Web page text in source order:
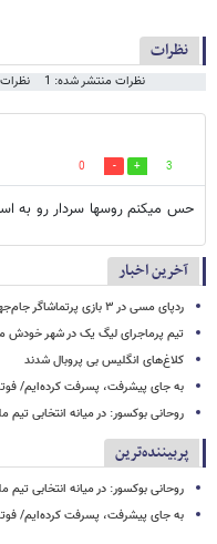
نظرات
نظرات منتشر شده: 1
3
0
حس میکنم روسها سردار رو به
آخرین اخبار
ردپای مسی در ۳ بازی پرتماشاگر جام‌جهانی!
تیم پرماجرای لیگ یک در شهر خودش
کلاغ‌های انگلیس بی پروبال شدند
به جای پیشرفت، پسرفت کرده‌ایم/
روحانی بوکسور: در میانه انتخابی
پربیننده‌ترین
روحانی بوکسور: در میانه انتخابی
به جای پیشرفت، پسرفت کرده‌ایم/